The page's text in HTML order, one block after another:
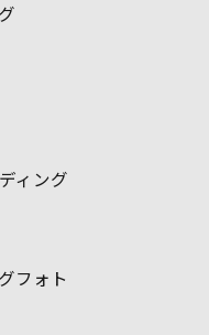
ィング
フォト